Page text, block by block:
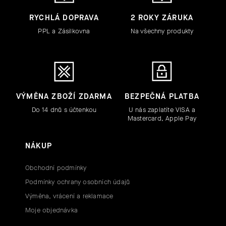
RYCHLÁ DOPRAVA
PPL a Zásilkovna
2 ROKY ZÁRUKA
Na všechny produkty
VÝMĚNA ZBOŽÍ ZDARMA
Do 14 dnů s účtenkou
BEZPEČNÁ PLATBA
U nás zaplatíte VISA a
Mastercard, Apple Pay
NÁKUP
Obchodní podmínky
Podmínky ochrany osobních údajů
Výměna, vrácení a reklamace
Moje objednávka